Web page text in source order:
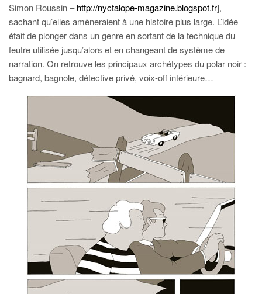
Simon Roussin –http://nyctalope-magazine.blogspot.fr],
sachant qu’elles amèneraient à une histoire plus large. L’idée
était de plonger dans un genre en sortant de la technique du
feutre utilisée jusqu’alors et en changeant de système de
narration. On retrouve les principaux archétypes du polar noir :
bagnard, bagnole, détective privé, voix-off intérieure…